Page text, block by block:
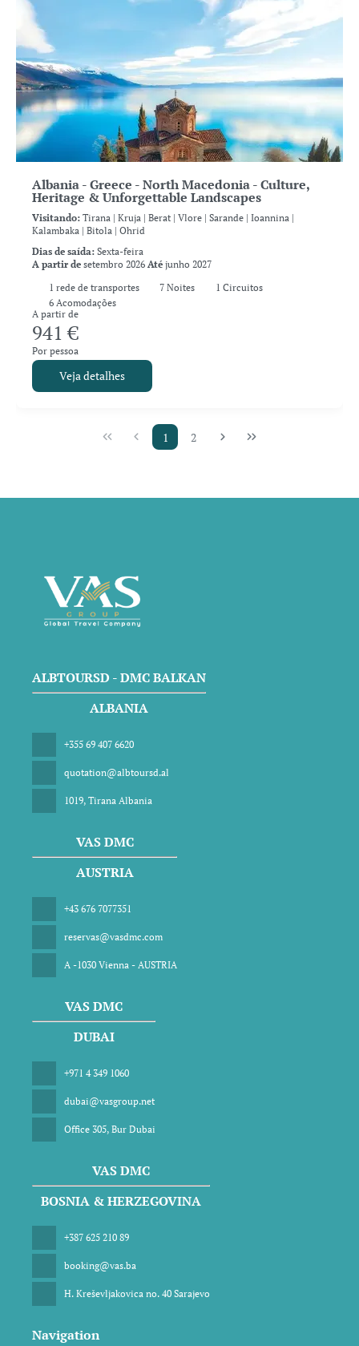
Albania - Greece - North Macedonia - Culture,
Heritage & Unforgettable Landscapes
Visitando: Tirana | Kruja | Berat | Vlore | Sarande | Ioannina |
Kalambaka | Bitola | Ohrid
Dias de saída: Sexta-feira
A partir de setembro 2026 Até junho 2027
1 rede de transportes 7 Noites
1 Circuitos
6 Acomodações
A partir de
941 €
Por pessoa
Veja detalhes
1 2
ALBTOURSD - DMC BALKAN
ALBANIA
+355 69 407 6620
quotation@albtoursd.al
1019, Tirana Albania
VAS DMC
AUSTRIA
+43 676 7077351
reservas@vasdmc.com
A -1030 Vienna - AUSTRIA
VAS DMC
DUBAI
+971 4 349 1060
dubai@vasgroup.net
Office 305, Bur Dubai
VAS DMC
BOSNIA & HERZEGOVINA
+387 625 210 89
booking@vas.ba
H. Kreševljakovica no. 40 Sarajevo
Navigation